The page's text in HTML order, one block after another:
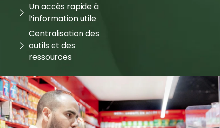
Un accès rapide à
l’information utile
Centralisation des
outils et des
ressources